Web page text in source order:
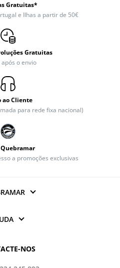
Gratuitas*
e Ilhas a partir de 50€
Gratuitas
o envio
ao Cliente
para rede fixa nacional)
a promoções exclusivas
NOS